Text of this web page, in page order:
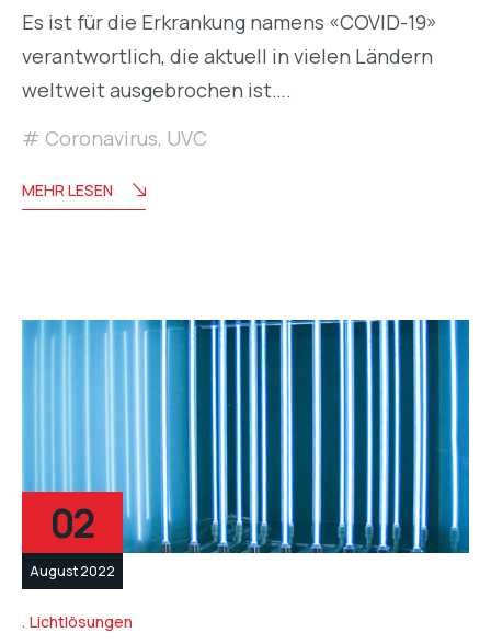
Es ist für die Erkrankung namens «COVID-19»
verantwortlich, die aktuell in vielen Ländern
weltweit ausgebrochen ist….
Coronavirus, UVC
MEHR LESEN
02
August 2022
Lichtlösungen